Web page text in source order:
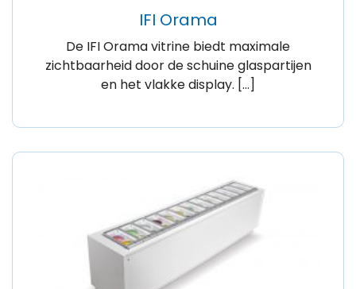
IFI Orama
De IFI Orama vitrine biedt maximale
zichtbaarheid door de schuine glaspartijen
en het vlakke display. […]